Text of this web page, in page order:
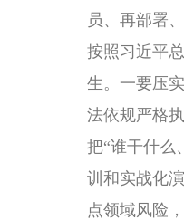
员、再部署
按照习近平
生。一要压
法依规严格
把“谁干什么
训和实战化
点领域风险